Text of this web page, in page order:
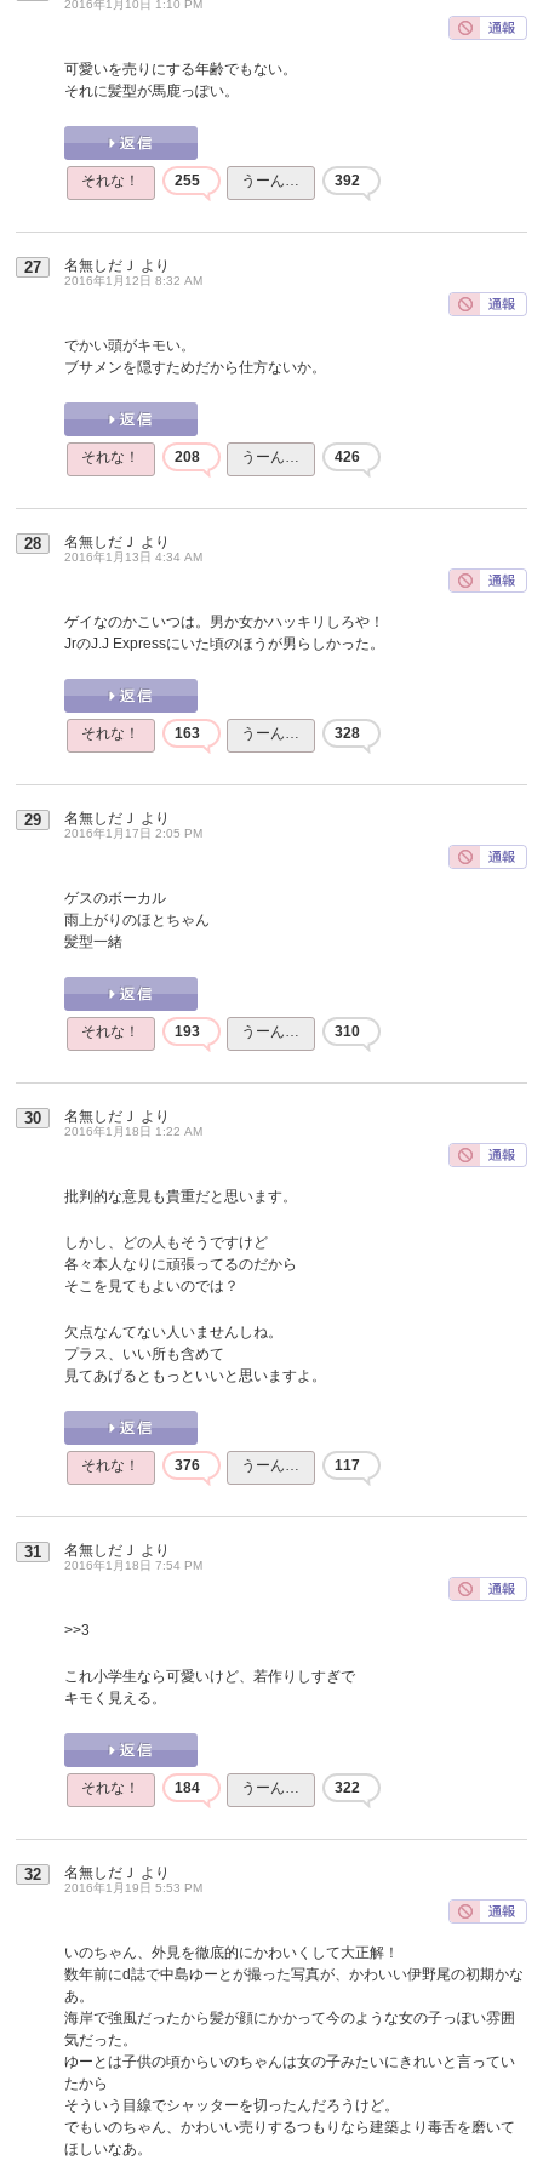
2016年1月10日 1:10 PM
可愛いを売りにする年齢でもない。
それに髪型が馬鹿っぽい。
それな！ 255 うーん… 392
27 名無しだＪ より
2016年1月12日 8:32 AM
でかい頭がキモい。
ブサメンを隠すためだから仕方ないか。
それな！ 208 うーん… 426
28 名無しだＪ より
2016年1月13日 4:34 AM
ゲイなのかこいつは。男か女かハッキリしろや！
JrのJ.J Expressにいた頃のほうが男らしかった。
それな！ 163 うーん… 328
29 名無しだＪ より
2016年1月17日 2:05 PM
ゲスのボーカル
雨上がりのほとちゃん
髪型一緒
それな！ 193 うーん… 310
30 名無しだＪ より
2016年1月18日 1:22 AM
批判的な意見も貴重だと思います。
しかし、どの人もそうですけど
各々本人なりに頑張ってるのだから
そこを見てもよいのでは？
欠点なんてない人いませんしね。
プラス、いい所も含めて
見てあげるともっといいと思いますよ。
それな！ 376 うーん… 117
31 名無しだＪ より
2016年1月18日 7:54 PM
>>3
これ小学生なら可愛いけど、若作りしすぎで
キモく見える。
それな！ 184 うーん… 322
32 名無しだＪ より
2016年1月19日 5:53 PM
いのちゃん、外見を徹底的にかわいくして大正解！
数年前にd誌で中島ゆーとが撮った写真が、かわいい伊野尾の初期かな
あ。
海岸で強風だったから髪が顔にかかって今のような女の子っぽい雰囲
気だった。
ゆーとは子供の頃からいのちゃんは女の子みたいにきれいと言ってい
たから
そういう目線でシャッターを切ったんだろうけど。
でもいのちゃん、かわいい売りするつもりなら建築より毒舌を磨いて
ほしいなあ。